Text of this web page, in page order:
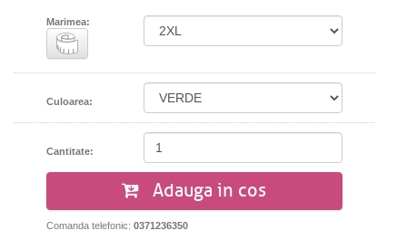
Marimea:
Culoarea:
Cantitate:
Adauga in cos
Comanda telefonic: 0371236350